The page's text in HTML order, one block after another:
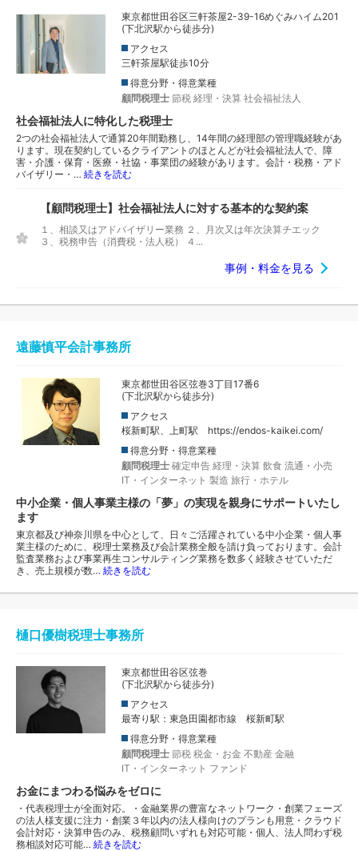
東京都世田谷区三軒茶屋2-39-16めぐみハイム201
(下北沢駅から徒歩分)
アクセス
三軒茶屋駅徒歩10分
得意分野・得意業種
顧問税理士 節税 経理・決算 社会福祉法人
社会福祉法人に特化した税理士
2つの社会福祉法人で通算20年間勤務し、14年間の経理部の管理職経験があ
ります。現在契約しているクライアントのほとんどが社会福祉法人で、障
害・介護・保育・医療・社協・事業団の経験があります。会計・税務・アド
バイザリー・… 続きを読む
【顧問税理士】社会福祉法人に対する基本的な契約案
１、相談又はアドバイザリー業務 ２、月次又は年次決算チエック
３、税務申告（消費税・法人税） ４...
事例・料金を見る
遠藤慎平会計事務所
東京都世田谷区弦巻3丁目17番6
(下北沢駅から徒歩分)
アクセス
桜新町駅、上町駅 https://endos-kaikei.com/
得意分野・得意業種
顧問税理士 確定申告 経理・決算 飲食 流通・小売
IT・インターネット 製造 旅行・ホテル
中小企業・個人事業主様の「夢」の実現を親身にサポートいたし
ます
東京都及び神奈川県を中心として、日々ご活躍されている中小企業・個人事
業主様のために、税理士業務及び会計業務全般を請け負っております。会計
監査業務および事業再生コンサルティング業務を数多く経験させていただ
き、売上規模が数… 続きを読む
樋口優樹税理士事務所
東京都世田谷区弦巻
(下北沢駅から徒歩分)
アクセス
最寄り駅：東急田園都市線 桜新町駅
得意分野・得意業種
顧問税理士 節税 税金・お金 不動産 金融
IT・インターネット ファンド
お金にまつわる悩みをゼロに
・代表税理士が全面対応。・金融業界の豊富なネットワーク・創業フェーズ
の法人様支援に注力・創業３年以内の法人様向けのプランも用意・クラウド
会計対応・決算申告のみ、税務顧問いずれも対応可能・個人、法人問わず税
務相談対応可能… 続きを読む